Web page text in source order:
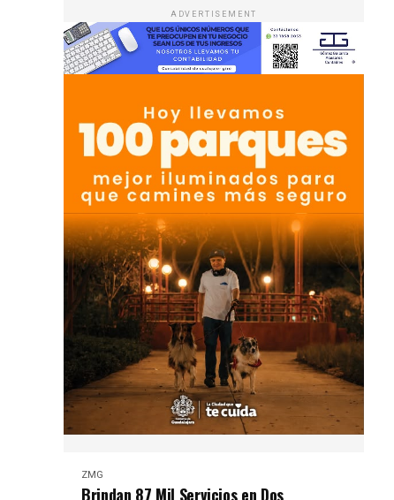
ADVERTISEMENT
ZMG
Brindan 87 Mil Servicios en Dos